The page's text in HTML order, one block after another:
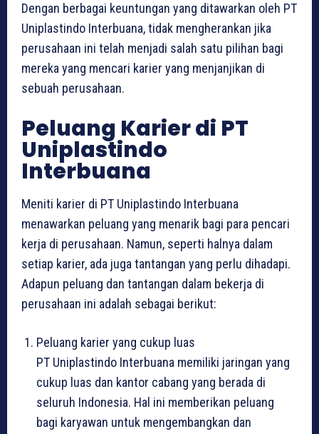
Dengan berbagai keuntungan yang ditawarkan oleh PT
Uniplastindo Interbuana, tidak mengherankan jika
perusahaan ini telah menjadi salah satu pilihan bagi
mereka yang mencari karier yang menjanjikan di
sebuah perusahaan.
Peluang Karier di PT
Uniplastindo
Interbuana
Meniti karier di PT Uniplastindo Interbuana
menawarkan peluang yang menarik bagi para pencari
kerja di perusahaan. Namun, seperti halnya dalam
setiap karier, ada juga tantangan yang perlu dihadapi.
Adapun peluang dan tantangan dalam bekerja di
perusahaan ini adalah sebagai berikut:
Peluang karier yang cukup luas
PT Uniplastindo Interbuana memiliki jaringan yang
cukup luas dan kantor cabang yang berada di
seluruh Indonesia. Hal ini memberikan peluang
bagi karyawan untuk mengembangkan dan